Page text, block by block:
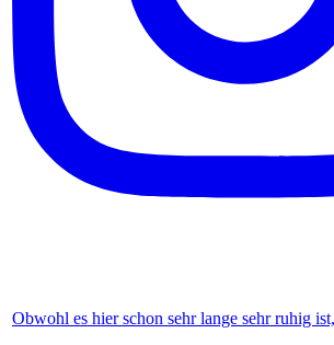
Obwohl es hier schon sehr lange sehr ruhig